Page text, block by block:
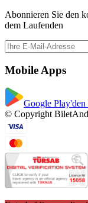
Abonnieren Sie den
dem Laufenden
Mobile Apps
Google Play'den
© Copyright